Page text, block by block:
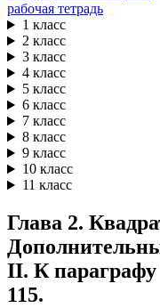
рабочая тетрадь
1 класс
2 класс
3 класс
4 класс
5 класс
6 класс
7 класс
8 класс
9 класс
10 класс
11 класс
Глава 2.
II. К параграфу
115.